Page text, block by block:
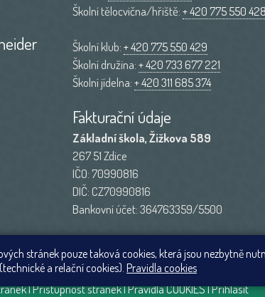
Školní tělocvična/hřiště:+ 420 775 550 428
Školní klub:+ 420 775 550 429
Školní družina:+ 420 733 677 221
Školní jídelna:+ 420 311 685 374
Fakturační údaje
Základní škola, Žižkova 589
267 51 Zdice
IČO: 70990816
DIČ: CZ70990816
Bankovní účet: 364763359/5500
|Přístupnost stránek|Pravidla COOKIES|Přihlásit
stránek pouze taková cookies, která jsou nezbytně
a relační cookies). Pravidla cookies